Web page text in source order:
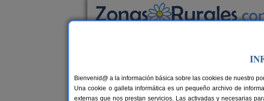
Casas Rurales cerca de
Bienvenid@ a la información básica sobre las cookies de nuestro
Una cookie o galleta informática es un pequeño archivo de
externas que nos prestan servicios. Las activadas y necesarias